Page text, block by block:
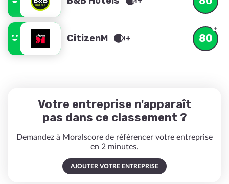
CitizenM 80
Votre entreprise n'apparaît
pas dans ce classement ?
Demandez à Moralscore de référencer votre entreprise
en 2 minutes.
AJOUTER VOTRE ENTREPRISE